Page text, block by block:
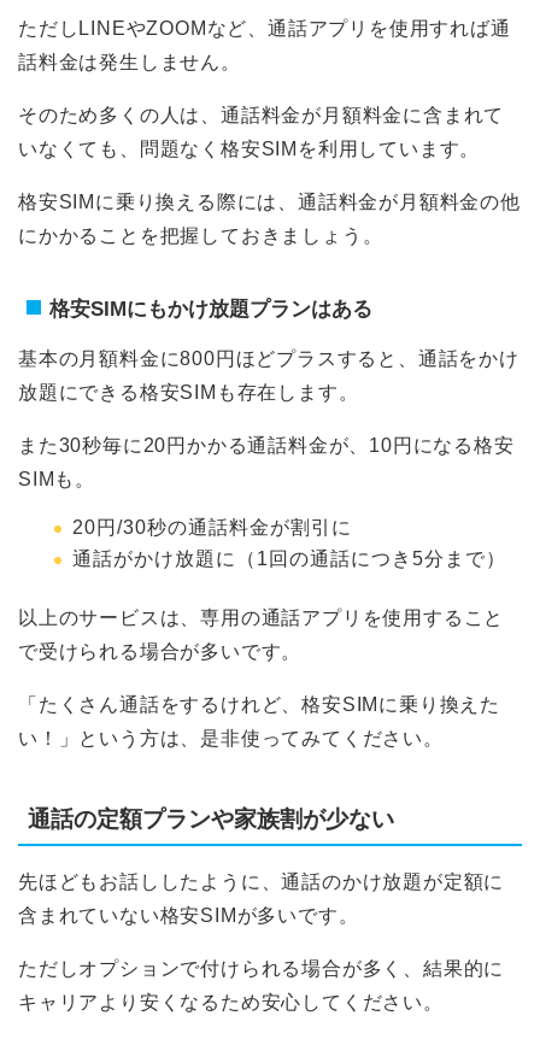
ただしLINEやZOOMなど、通話アプリを使用すれば通
話料金は発生しません。
そのため多くの人は、通話料金が月額料金に含まれて
いなくても、問題なく格安SIMを利用しています。
格安SIMに乗り換える際には、通話料金が月額料金の他
にかかることを把握しておきましょう。
格安SIMにもかけ放題プランはある
基本の月額料金に800円ほどプラスすると、通話をかけ
放題にできる格安SIMも存在します。
また30秒毎に20円かかる通話料金が、10円になる格安
SIMも。
20円/30秒の通話料金が割引に
通話がかけ放題に（1回の通話につき5分まで）
以上のサービスは、専用の通話アプリを使用すること
で受けられる場合が多いです。
「たくさん通話をするけれど、格安SIMに乗り換えた
い！」という方は、是非使ってみてください。
通話の定額プランや家族割が少ない
先ほどもお話ししたように、通話のかけ放題が定額に
含まれていない格安SIMが多いです。
ただしオプションで付けられる場合が多く、結果的に
キャリアより安くなるため安心してください。